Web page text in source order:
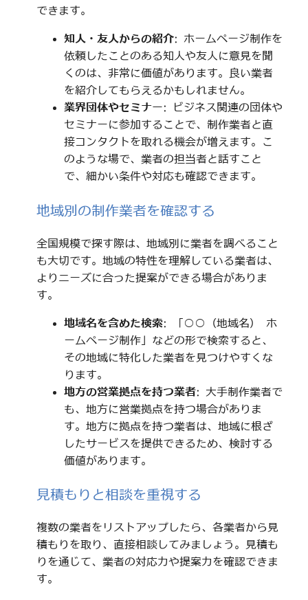
できます。
知人・友人からの紹介: ホームページ制作を
依頼したことのある知人や友人に意見を聞
くのは、非常に価値があります。良い業者
を紹介してもらえるかもしれません。
業界団体やセミナー: ビジネス関連の団体や
セミナーに参加することで、制作業者と直
接コンタクトを取れる機会が増えます。こ
のような場で、業者の担当者と話すこと
で、細かい条件や対応も確認できます。
地域別の制作業者を確認する
全国規模で探す際は、地域別に業者を調べること
も大切です。地域の特性を理解している業者は、
よりニーズに合った提案ができる場合がありま
す。
地域名を含めた検索: 「○○（地域名） ホ
ームページ制作」などの形で検索すると、
その地域に特化した業者を見つけやすくな
ります。
地方の営業拠点を持つ業者: 大手制作業者で
も、地方に営業拠点を持つ場合がありま
す。地方に拠点を持つ業者は、地域に根ざ
したサービスを提供できるため、検討する
価値があります。
見積もりと相談を重視する
複数の業者をリストアップしたら、各業者から見
積もりを取り、直接相談してみましょう。見積も
りを通じて、業者の対応力や提案力を確認できま
す。